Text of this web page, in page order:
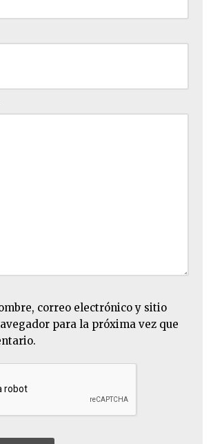
correo electrónico y sitio
para la próxima vez que